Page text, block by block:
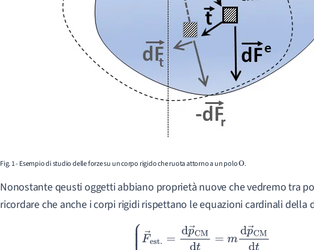
Fig. 1 - Esempio di studio delle forze su un corpo rigido che ruota attorno a un poloO.
Nonostante qeusti oggetti abbiano proprietà nuove che vedremo tra
ricordare che anche i corpi rigidi rispettano le equazioni cardinali della
= dp→ CMd =mdp→ CM dtM→est.=